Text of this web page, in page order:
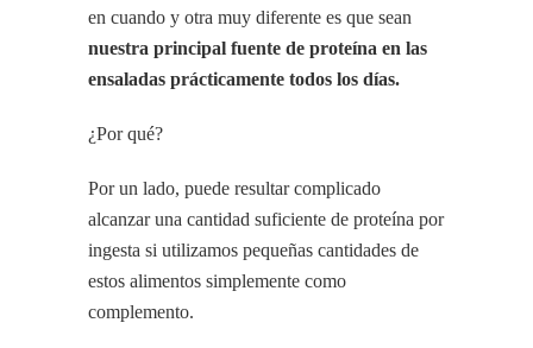
en cuando y otra muy diferente es que sean
nuestra principal fuente de proteína en las
ensaladas prácticamente todos los días.
¿Por qué?
Por un lado, puede resultar complicado
alcanzar una cantidad suficiente de proteína por
ingesta si utilizamos pequeñas cantidades de
estos alimentos simplemente como
complemento.